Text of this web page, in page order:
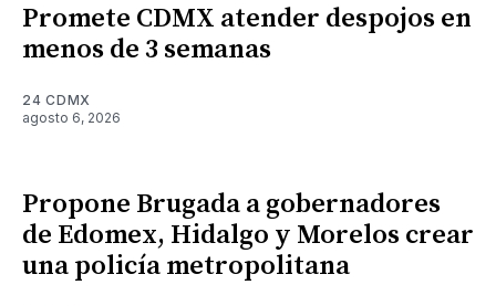
Promete CDMX atender despojos en
menos de 3 semanas
24 CDMX
agosto 6, 2026
Propone Brugada a gobernadores
de Edomex, Hidalgo y Morelos crear
una policía metropolitana